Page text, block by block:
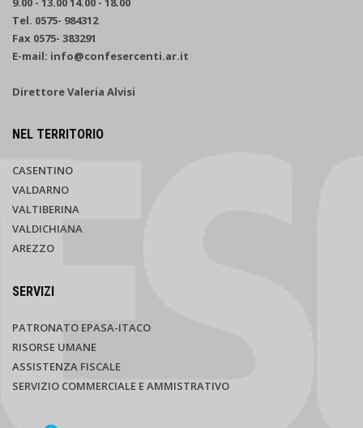
Tel. 0575- 984312
Fax 0575- 383291
E-mail: info@confesercenti.ar.it
Direttore Valeria Alvisi
NEL TERRITORIO
CASENTINO
VALDARNO
VALTIBERINA
VALDICHIANA
AREZZO
SERVIZI
PATRONATO EPASA-ITACO
RISORSE UMANE
ASSISTENZA FISCALE
SERVIZIO COMMERCIALE E AMMISTRATIVO